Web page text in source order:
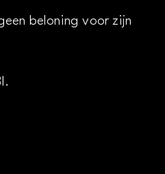
beloning voor zijn